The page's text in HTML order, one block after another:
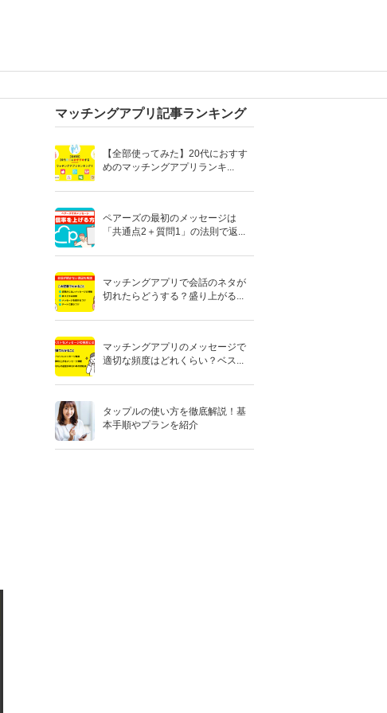
マッチングアプリ記事ランキング
【全部使ってみた】20代におすす
めのマッチングアプリランキ...
ペアーズの最初のメッセージは
「共通点2＋質問1」の法則で返...
マッチングアプリで会話のネタが
切れたらどうする？盛り上がる...
マッチングアプリのメッセージで
適切な頻度はどれくらい？ベス...
タップルの使い方を徹底解説！基
本手順やプランを紹介